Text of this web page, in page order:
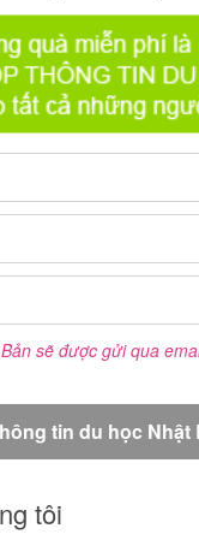
sẽ được gửi qua
tôi